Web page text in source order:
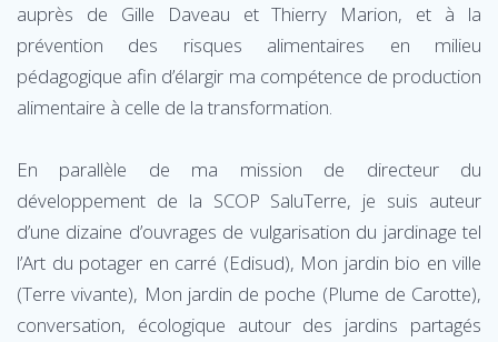
auprès de Gille Daveau et Thierry Marion, et à la
prévention des risques alimentaires en milieu
pédagogique afin d’élargir ma compétence de production
alimentaire à celle de la transformation.
En parallèle de ma mission de directeur du
développement de la SCOP SaluTerre, je suis auteur
d’une dizaine d’ouvrages de vulgarisation du jardinage tel
l’Art du potager en carré (Edisud), Mon jardin bio en ville
(Terre vivante), Mon jardin de poche (Plume de Carotte),
conversation, écologique autour des jardins partagés